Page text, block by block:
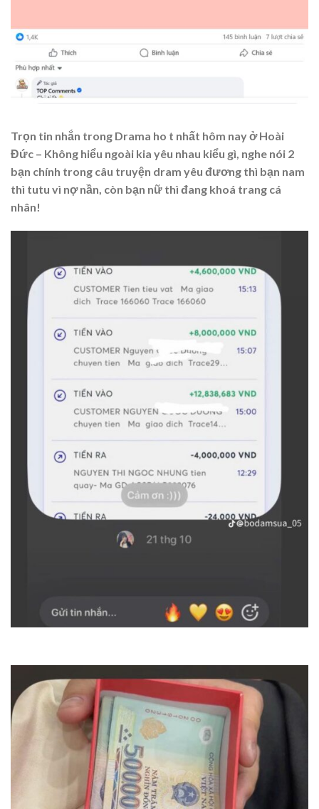
Trọn tin nhắn trong Drama ho t nhất hôm nay ở Hoài
Đức – Không hiểu ngoài kia yêu nhau kiểu gì, nghe nói 2
bạn chính trong câu truyện dram yêu đương thì bạn nam
thì tutu vì nợ nần, còn bạn nữ thì đang khoá trang cá
nhân!